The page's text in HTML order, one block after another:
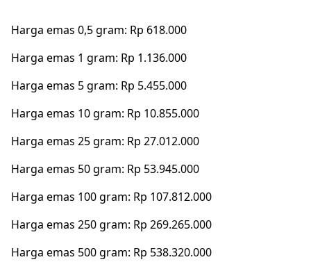
Harga emas 0,5 gram: Rp 618.000
Harga emas 1 gram: Rp 1.136.000
Harga emas 5 gram: Rp 5.455.000
Harga emas 10 gram: Rp 10.855.000
Harga emas 25 gram: Rp 27.012.000
Harga emas 50 gram: Rp 53.945.000
Harga emas 100 gram: Rp 107.812.000
Harga emas 250 gram: Rp 269.265.000
Harga emas 500 gram: Rp 538.320.000